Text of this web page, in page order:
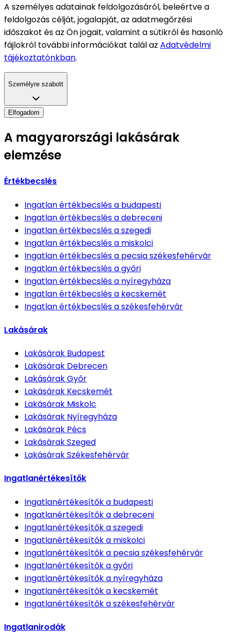
A személyes adatainak feldolgozásáról, beleértve a
feldolgozás célját, jogalapját, az adatmegőrzési
időszakot és az Ön jogait, valamint a sütikről és hasonló
fájlokról további információkat talál az Adatvédelmi
tájékoztatónkban.
Személyre szabott
Elfogadom
A magyarországi lakásárak
elemzése
Értékbecslés
Ingatlan értékbecslésa budapesti
Ingatlan értékbecslésa debreceni
Ingatlan értékbecslésa szegedi
Ingatlan értékbecslésa miskolci
Ingatlan értékbecslésa pecsia székesfehérvár
Ingatlan értékbecslésa győri
Ingatlan értékbecslésa nyíregyháza
Ingatlan értékbecslésa kecskemét
Ingatlan értékbecslésa székesfehérvár
Lakásárak
Lakásárak Budapest
Lakásárak Debrecen
LakásárakGyőr
Lakásárak Kecskemét
Lakásárak Miskolc
Lakásárak Nyíregyháza
Lakásárak Pécs
LakásárakSzeged
LakásárakSzékesfehérvár
Ingatlanértékesítők
Ingatlanértékesítőka budapesti
Ingatlanértékesítőka debreceni
Ingatlanértékesítőka szegedi
Ingatlanértékesítőka miskolci
Ingatlanértékesítőka pecsia székesfehérvár
Ingatlanértékesítőka győri
Ingatlanértékesítőka nyíregyháza
Ingatlanértékesítőka kecskemét
Ingatlanértékesítőka székesfehérvár
Ingatlanirodák